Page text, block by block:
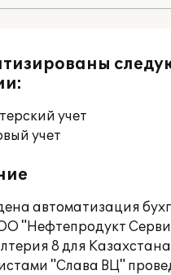
учет
учет
автоматизация
"Нефтепродукт
8 для
"Слава ВЦ"